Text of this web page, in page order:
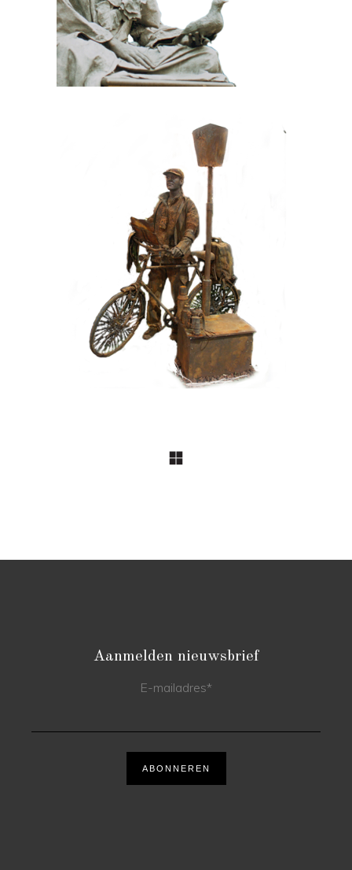
HEDENDAAGS IJZER/ROEST
099 Toerist
Aanmelden nieuwsbrief
E-mailadres*
ABONNEREN